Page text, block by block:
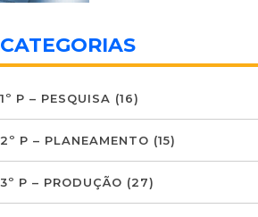
CATEGORIAS
1º P – PESQUISA (16)
2º P – PLANEAMENTO (15)
3º P – PRODUÇÃO (27)